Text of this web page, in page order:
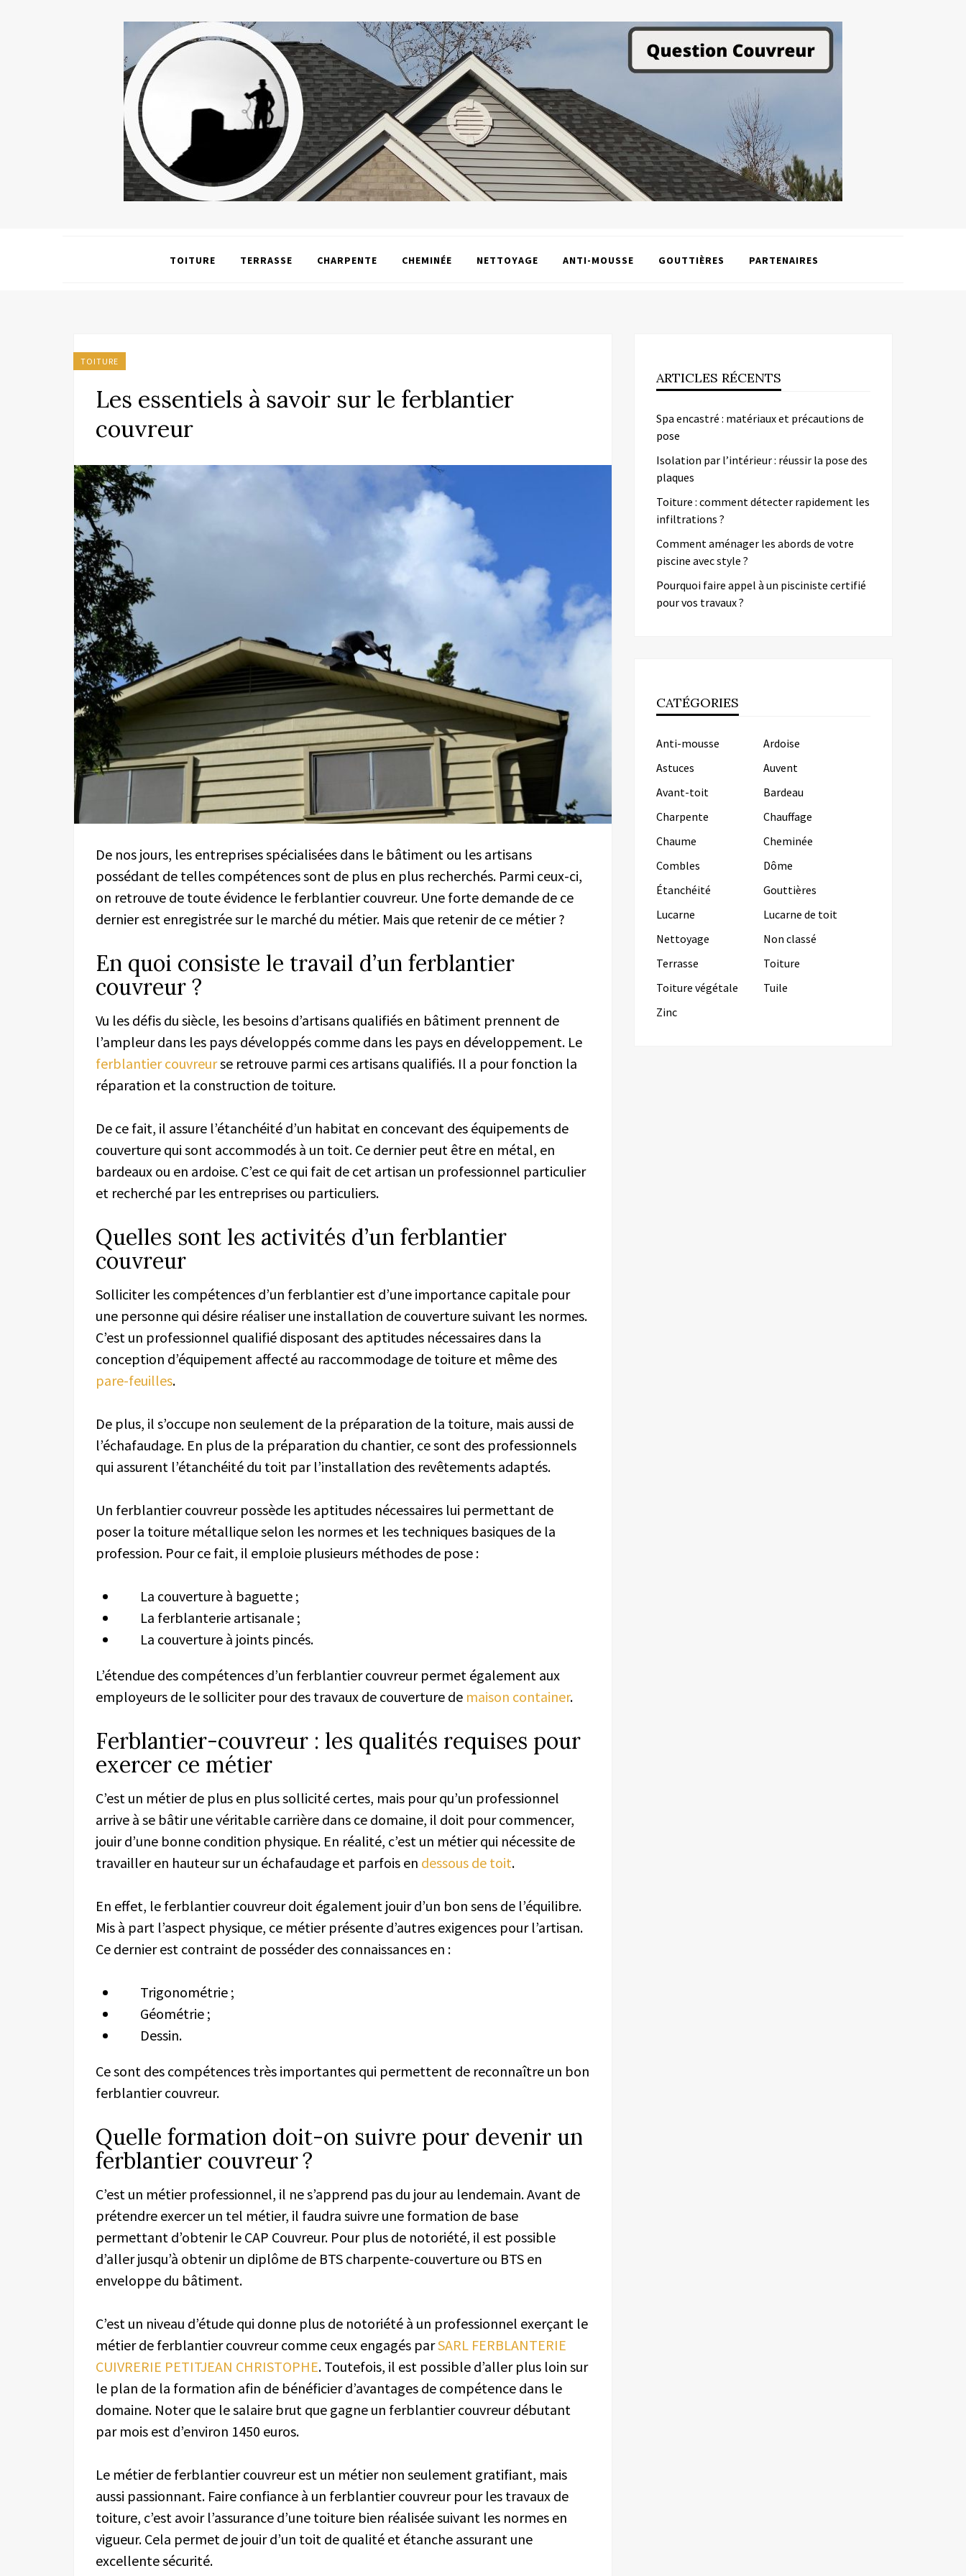
TOITURE TERRASSE CHARPENTE CHEMINÉE NETTOYAGE ANTI-MOUSSE GOUTTIÈRES PARTENAIRES
TOITURE
Les essentiels à savoir sur le ferblantier
couvreur
De nos jours, les entreprises spécialisées dans le bâtiment ou les artisans
possédant de telles compétences sont de plus en plus recherchés. Parmi ceux-ci,
on retrouve de toute évidence le ferblantier couvreur. Une forte demande de ce
dernier est enregistrée sur le marché du métier. Mais que retenir de ce métier ?
En quoi consiste le travail d’un ferblantier
couvreur ?
Vu les défis du siècle, les besoins d’artisans qualifiés en bâtiment prennent de
l’ampleur dans les pays développés comme dans les pays en développement. Le
ferblantier couvreurse retrouve parmi ces artisans qualifiés. Il a pour fonction la
réparation et la construction de toiture.
De ce fait, il assure l’étanchéité d’un habitat en concevant des équipements de
couverture qui sont accommodés à un toit. Ce dernier peut être en métal, en
bardeaux ou en ardoise. C’est ce qui fait de cet artisan un professionnel particulier
et recherché par les entreprises ou particuliers.
Quelles sont les activités d’un ferblantier
couvreur
Solliciter les compétences d’un ferblantier est d’une importance capitale pour
une personne qui désire réaliser une installation de couverture suivant les normes.
C’est un professionnel qualifié disposant des aptitudes nécessaires dans la
conception d’équipement affecté au raccommodage de toiture et même des
pare-feuilles.
De plus, il s’occupe non seulement de la préparation de la toiture, mais aussi de
l’échafaudage. En plus de la préparation du chantier, ce sont des professionnels
qui assurent l’étanchéité du toit par l’installation des revêtements adaptés.
Un ferblantier couvreur possède les aptitudes nécessaires lui permettant de
poser la toiture métallique selon les normes et les techniques basiques de la
profession. Pour ce fait, il emploie plusieurs méthodes de pose :
La couverture à baguette ;
La ferblanterie artisanale ;
La couverture à joints pincés.
L’étendue des compétences d’un ferblantier couvreur permet également aux
employeurs de le solliciter pour des travaux de couverture de maison container.
Ferblantier-couvreur : les qualités requises pour
exercer ce métier
C’est un métier de plus en plus sollicité certes, mais pour qu’un professionnel
arrive à se bâtir une véritable carrière dans ce domaine, il doit pour commencer,
jouir d’une bonne condition physique. En réalité, c’est un métier qui nécessite de
travailler en hauteur sur un échafaudage et parfois en dessous de toit.
En effet, le ferblantier couvreur doit également jouir d’un bon sens de l’équilibre.
Mis à part l’aspect physique, ce métier présente d’autres exigences pour l’artisan.
Ce dernier est contraint de posséder des connaissances en :
Trigonométrie ;
Géométrie ;
Dessin.
Ce sont des compétences très importantes qui permettent de reconnaître un bon
ferblantier couvreur.
Quelle formation doit-on suivre pour devenir un
ferblantier couvreur ?
C’est un métier professionnel, il ne s’apprend pas du jour au lendemain. Avant de
prétendre exercer un tel métier, il faudra suivre une formation de base
permettant d’obtenir le CAP Couvreur. Pour plus de notoriété, il est possible
d’aller jusqu’à obtenir un diplôme de BTS charpente-couverture ou BTS en
enveloppe du bâtiment.
C’est un niveau d’étude qui donne plus de notoriété à un professionnel exerçant le
métier de ferblantier couvreur comme ceux engagés parSARL FERBLANTERIE
CUIVRERIE PETITJEAN CHRISTOPHE. Toutefois, il est possible d’aller plus loin sur
le plan de la formation afin de bénéficier d’avantages de compétence dans le
domaine. Noter que le salaire brut que gagne un ferblantier couvreur débutant
par mois est d’environ 1450 euros.
Le métier de ferblantier couvreur est un métier non seulement gratifiant, mais
aussi passionnant. Faire confiance à un ferblantier couvreur pour les travaux de
toiture, c’est avoir l’assurance d’une toiture bien réalisée suivant les normes en
vigueur. Cela permet de jouir d’un toit de qualité et étanche assurant une
excellente sécurité.
ARTICLES RÉCENTS
Spa encastré : matériaux et précautions de
pose
Isolation par l’intérieur : réussir la pose des
plaques
Toiture : comment détecter rapidement les
infiltrations ?
Comment aménager les abords de votre
piscine avec style ?
Pourquoi faire appel à un pisciniste certifié
pour vos travaux ?
CATÉGORIES
Anti-mousse
Ardoise
Astuces
Auvent
Avant-toit
Bardeau
Charpente
Chauffage
Chaume
Cheminée
Combles
Dôme
Étanchéité
Gouttières
Lucarne
Lucarne de toit
Nettoyage
Non classé
Terrasse
Toiture
Toiture végétale
Tuile
Zinc